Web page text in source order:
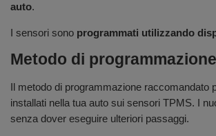
auto.
I sensori sono programmati utilizzando
Metodo di
Il metodo di programmazione raccomandato
installati nella tua auto sui sensori TPMS. I
senza dover eseguire ulteriori passaggi.